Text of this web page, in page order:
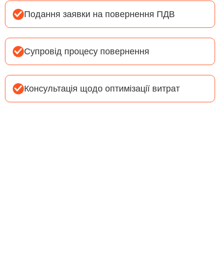
Подання заявки на повернення ПДВ
Супровід процесу повернення
Консультація щодо оптимізації витрат